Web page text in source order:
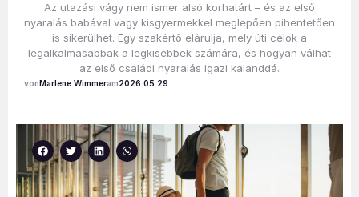
Az utazási vágy nem ismer alsó korhatárt – és az első
nyaralás babával vagy kisgyermekkel meglepően pihentetően
is sikerülhet. Egy szakértő elárulja, mely úti célok a
legalkalmasabbak a legkisebbek számára, és hogyan válhat
az első családi nyaralás igazi kalanddá.
Marlene Wimmer 2026.05.29.